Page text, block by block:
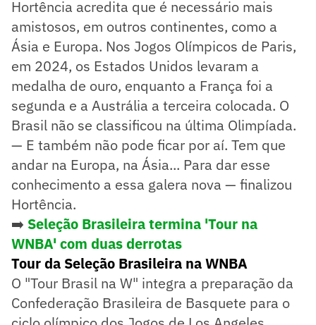
Hortência acredita que é necessário mais
amistosos, em outros continentes, como a
Ásia e Europa. Nos Jogos Olímpicos de Paris,
em 2024, os Estados Unidos levaram a
medalha de ouro, enquanto a França foi a
segunda e a Austrália a terceira colocada. O
Brasil não se classificou na última Olimpíada.
— E também não pode ficar por aí. Tem que
andar na Europa, na Ásia... Para dar esse
conhecimento a essa galera nova — finalizou
Hortência.
➡️ Seleção Brasileira termina 'Tour na
WNBA' com duas derrotas
Tour da Seleção Brasileira na WNBA
O "Tour Brasil na W" integra a preparação da
Confederação Brasileira de Basquete para o